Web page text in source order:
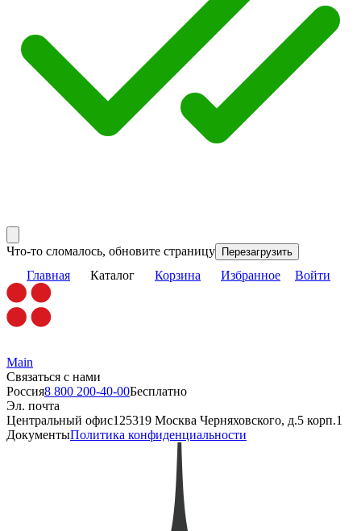
Что-то сломалось, обновите страницу Перезагрузить
Главная Каталог Корзина Избранное Войти
Main
Связаться с нами
Россия8 800 200-40-00Бесплатно
Эл. почта
Центральный офис125319 Москва Черняховского, д.5 корп.1
ДокументыПолитика конфиденциальности